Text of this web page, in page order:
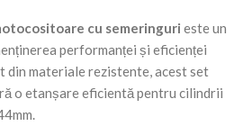
cu semeringuri este un
performanței și eficienței
materiale rezistente, acest set
o etanșare eficientă pentru cilindrii